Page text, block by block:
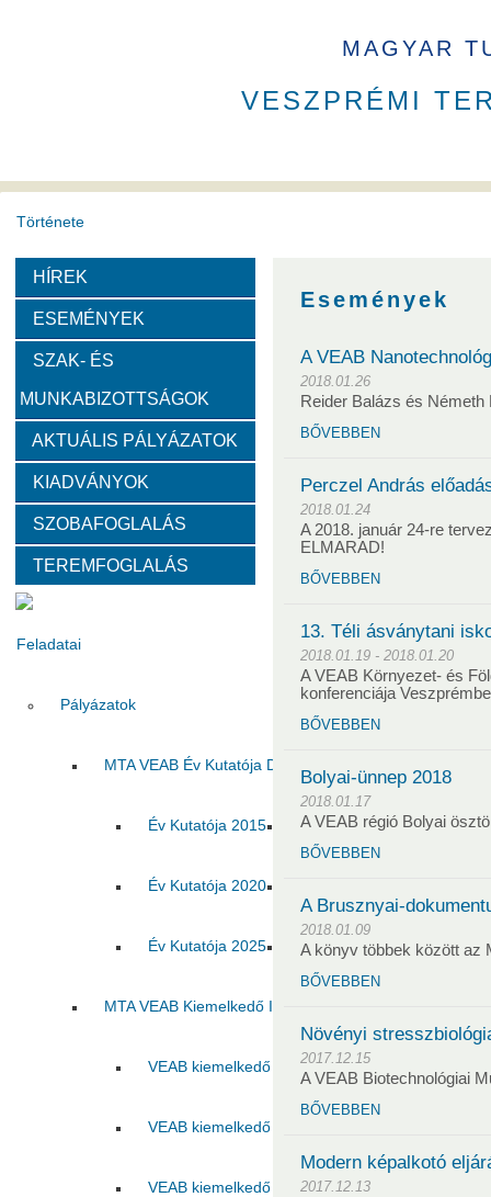
MAGYAR
VESZPRÉMI
Története
A VEAB története
Díjak
Emlékérem VEAB Kiemelkedő Ifjú
Szervezeti felépítése
Választott vezetők Akadémikusok Nem akadémikus
Tanácskozási jogú tagok SZMSZ Testületek
Feladatai
Pályázatok
MTA VEAB Év Kutatója Díj
Év Kutatója 2015 Év Kutatója 2016 Év
Év Kutatója 2020
Év Kutatója 2025 Az MTA VEAB Év Kutatója
MTA VEAB Kiemelkedő Ifjú Kutatója Díj
VEAB kiemelkedő ifjú kutatója 2015
VEAB kiemelkedő ifjú kutatója 2017
VEAB kiemelkedő ifjú kutatója 2019
HÍREK
ESEMÉNYEK
SZAK- ÉS
MUNKABIZOTTSÁGOK
AKTUÁLIS PÁLYÁZATOK
KIADVÁNYOK
SZOBAFOGLALÁS
TEREMFOGLALÁS
Események
A VEAB
2018.01.26
Reider Balázs és
BŐVEBBEN
Perczel András
2018.01.24
A 2018. január 24-re
ELMARAD!
BŐVEBBEN
13. Téli ásványtani
2018.01.19 - 2018.01.20
A VEAB Környezet- és
konferenciája
BŐVEBBEN
Bolyai-ünnep 2018
2018.01.17
A VEAB régió Bolyai
BŐVEBBEN
A Brusznyai-
2018.01.09
A könyv többek között az
BŐVEBBEN
Növényi
2017.12.15
A VEAB Biotechnológiai
BŐVEBBEN
Modern képalkotó
2017.12.13